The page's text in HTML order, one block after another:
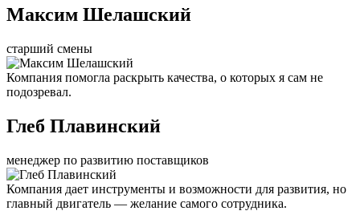
Максим Шелашский
старший смены
Компания помогла раскрыть качества, о которых я сам не
подозревал.
Глеб Плавинский
менеджер по развитию поставщиков
Компания дает инструменты и возможности для развития, но
главный двигатель — желание самого сотрудника.